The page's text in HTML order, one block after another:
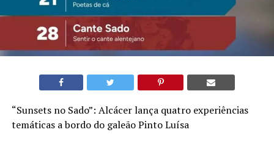
“Sunsets no Sado”: Alcácer lança quatro experiências
temáticas a bordo do galeão Pinto Luísa